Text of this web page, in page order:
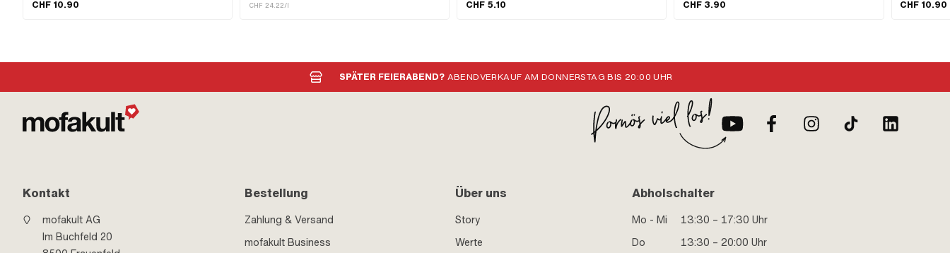
mm
CHF 10.90
· Pony OEM-Nr.: A2080 · Sachs OEM-Nr.: 0263 014
CHF 24.22/l
innen: 17 mm
CHF 5.10
(Feingewinde) · Antrieb: Aussensechskant ·
CHF 3.90
· Breite: 12
CHF 10.90
SPÄTER FEIERABEND? ABENDVERKAUF AM DONNERSTAG BIS 20:00 UHR
Kontakt
mofakult AG
Im Buchfeld 20
Bestellung
Zahlung & Versand
mofakult Business
Über uns
Story
Werte
Abholschalter
Mo - Mi
13:30 – 17:30 Uhr
Do
13:30 – 20:00 Uhr